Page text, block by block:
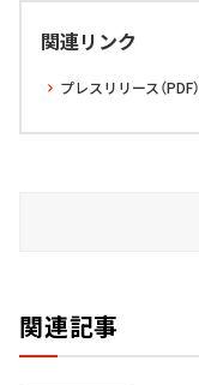
関連リンク
プレスリリース（PDF）
関連記事